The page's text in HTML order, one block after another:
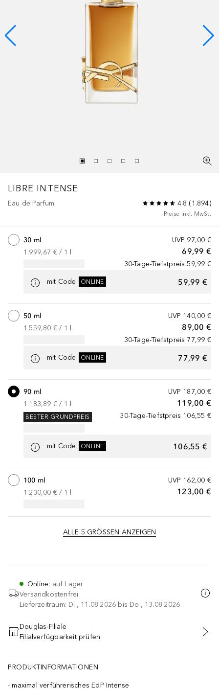
LIBRE INTENSE
Eau de Parfum 4.8 ( 1.894)
Preise inkl. MwSt.
UVP 97,00 €
69,99 €
30-Tage-Tiefstpreis 59,99 €
30 ml
1.999,67 € / 1
mit Code: ONLINE 59,99 €
UVP 140,00 €
89,00 €
30-Tage-Tiefstpreis 77,99 €
50 ml
1.559,80 € / 1
mit Code: ONLINE 77,99 €
UVP 187,00 €
119,00 €
30-Tage-Tiefstpreis 106,55 €
90 ml
1.183,89 € / 1
BESTER GRUNDPREIS
mit Code: ONLINE 106,55 €
UVP 162,00 €
123,00 €
100 ml
1.230,00 € / 1
ALLE 5 GRÖSSEN ANZEIGEN
Online: auf Lager
Versandkostenfrei
Lieferzeitraum: Di., 11.08.2026 bis Do., 13.08.2026
MIT CODE IN DEN WARENKORB
Douglas-Filiale
Filialverfügbarkeit prüfen
PRODUKTINFORMATIONEN
maximal verführerisches EdP Intense